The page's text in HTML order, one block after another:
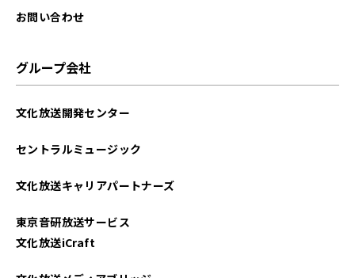
お問い合わせ
グループ会社
文化放送開発センター
セントラルミュージック
文化放送キャリアパートナーズ
東京音研放送サービス
文化放送iCraft